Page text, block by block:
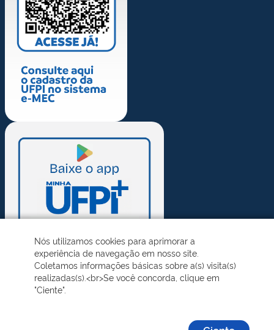
Nós utilizamos cookies para aprimorar a
experiência de navegação em nosso site.
Coletamos informações básicas sobre a(s) visita(s)
realizadas(s).<br>Se você concorda, clique em
"Ciente".